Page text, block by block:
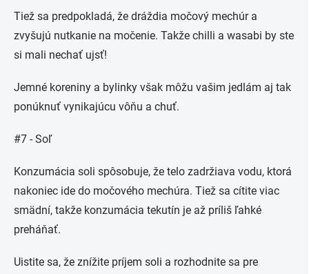
Tiež sa predpokladá, že dráždia močový mechúr a
zvyšujú nutkanie na močenie. Takže chilli a wasabi by ste
si mali nechať ujsť!
Jemné koreniny a bylinky však môžu vašim jedlám aj tak
ponúknuť vynikajúcu vôňu a chuť.
#7 - Soľ
Konzumácia soli spôsobuje, že telo zadržiava vodu, ktorá
nakoniec ide do močového mechúra. Tiež sa cítite viac
smädní, takže konzumácia tekutín je až príliš ľahké
preháňať.
Uistite sa, že znížite príjem soli a rozhodnite sa pre